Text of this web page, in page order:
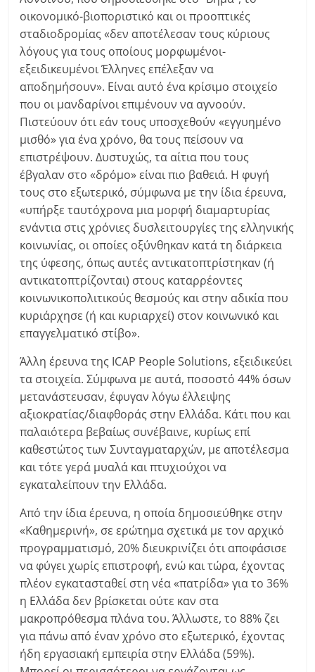
οικονομικό-βιοποριστικό και οι προοπτικές
σταδιοδρομίας «δεν αποτέλεσαν τους κύριους
λόγους για τους οποίους μορφωμένοι-
εξειδικευμένοι Έλληνες επέλεξαν να
αποδημήσουν». Είναι αυτό ένα κρίσιμο στοιχείo
που οι μανδαρίνοι επιμένουν να αγνοούν.
Πιστεύουν ότι εάν τους υποσχεθούν «εγγυημένο
μισθό» για ένα χρόνο, θα τους πείσουν να
επιστρέψουν. Δυστυχώς, τα αίτια που τους
έβγαλαν στο «δρόμο» είναι πιο βαθειά. Η φυγή
τους στο εξωτερικό, σύμφωνα με την ίδια έρευνα,
«υπήρξε ταυτόχρονα μια μορφή διαμαρτυρίας
ενάντια στις χρόνιες δυσλειτουργίες της ελληνικής
κοινωνίας, οι οποίες οξύνθηκαν κατά τη διάρκεια
της ύφεσης, όπως αυτές αντικατοπτρίστηκαν (ή
αντικατοπτρίζονται) στους καταρρέοντες
κοινωνικοπολιτικούς θεσμούς και στην αδικία που
κυριάρχησε (ή και κυριαρχεί) στον κοινωνικό και
επαγγελματικό στίβο».
Άλλη έρευνα της ICAP People Solutions, εξειδικεύει
τα στοιχεία. Σύμφωνα με αυτά, ποσοστό 44% όσων
μετανάστευσαν, έφυγαν λόγω έλλειψης
αξιοκρατίας/διαφθοράς στην Ελλάδα. Κάτι που και
παλαιότερα βεβαίως συνέβαινε, κυρίως επί
καθεστώτος των Συνταγματαρχών, με αποτέλεσμα
και τότε γερά μυαλά και πτυχιούχοι να
εγκαταλείπουν την Ελλάδα.
Από την ίδια έρευνα, η οποία δημοσιεύθηκε στην
«Καθημερινή», σε ερώτημα σχετικά με τον αρχικό
προγραμματισμό, 20% διευκρινίζει ότι αποφάσισε
να φύγει χωρίς επιστροφή, ενώ και τώρα, έχοντας
πλέον εγκατασταθεί στη νέα «πατρίδα» για το 36%
η Ελλάδα δεν βρίσκεται ούτε καν στα
μακροπρόθεσμα πλάνα του. Άλλωστε, το 88% ζει
για πάνω από έναν χρόνο στο εξωτερικό, έχοντας
ήδη εργασιακή εμπειρία στην Ελλάδα (59%).